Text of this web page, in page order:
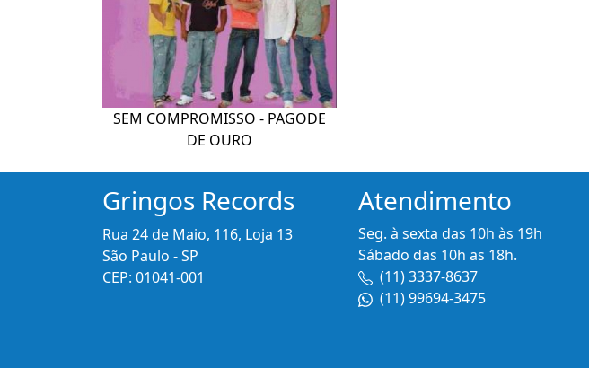
SEM COMPROMISSO - PAGODE
DE OURO
Gringos Records
Rua 24 de Maio, 116, Loja 13
São Paulo - SP
CEP: 01041-001
Atendimento
Seg. à sexta das 10h às 19h
Sábado das 10h as 18h.
(11) 3337-8637
(11) 99694-3475